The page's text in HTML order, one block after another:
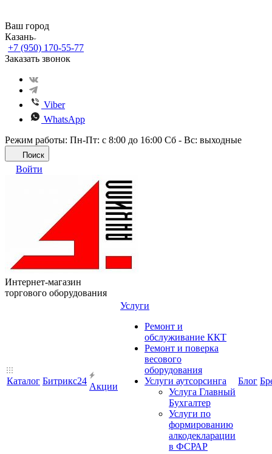
Ваш город
Казань
+7 (950) 170-55-77
Заказать звонок
Viber
WhatsApp
Режим работы: Пн-Пт: с 8:00 до 16:00 Сб - Вс: выходные
Поиск
Войти
Интернет-магазин
торгового оборудования
Каталог Битрикс24
Акции
Услуги
Ремонт и
обслуживание ККТ
Ремонт и поверка
весового
оборудования
Услуги аутсорсинга
Услуга Главный
Бухгалтер
Услуги по
формированию
алкодекларации
в ФСРАР
Блог